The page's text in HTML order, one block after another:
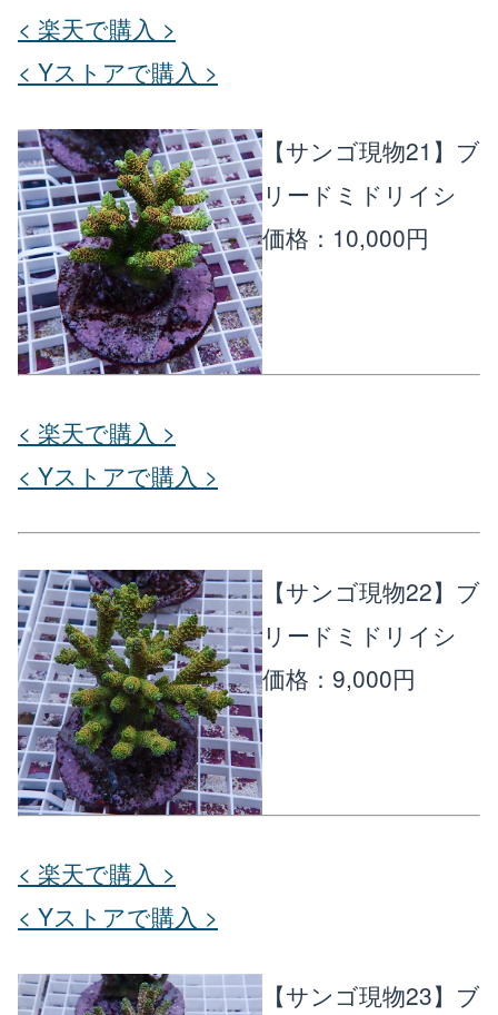
< 楽天で購入 >
< Yストアで購入 >
【サンゴ現物21】ブ
リードミドリイシ
価格：10,000円
< 楽天で購入 >
< Yストアで購入 >
【サンゴ現物22】ブ
リードミドリイシ
価格：9,000円
< 楽天で購入 >
< Yストアで購入 >
【サンゴ現物23】ブ